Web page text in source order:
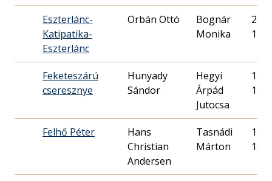
Eszterlánc-
Katipatika-
Eszterlánc
Orbán Ottó
Bognár
Monika
11.
Feketeszárú
cseresznye
Hunyady
Sándor
Hegyi
Árpád
Jutocsa
13.
Felhő Péter
Hans
Christian
Andersen
Tasnádi
Márton
18.